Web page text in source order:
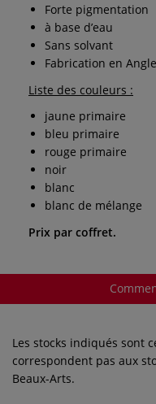
Forte pigmentation
à base d’eau
Sans solvant
Fabrication en
Liste des couleurs :
jaune primaire
bleu primaire
rouge primaire
noir
blanc
blanc de mélange
Prix par coffret.
Les stocks indiqués sont
correspondent pas aux
Beaux-Arts.